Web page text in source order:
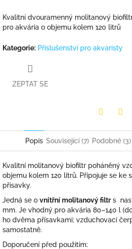
Kvalitní dvouramenný molitanový
pro akvária o objemu kolem 120 litrů
Kategorie: Příslušenství pro akvaristy
ZEPTAT SE
Popis Související (7) Podobné (3)
Kvalitní molitanový biofiltr poháněný
objemu kolem 120 litrů. Připojuje se ke
přísavky.
Jedná se o vnitřní molitanový filtrs
mm. Je vhodný pro akvária 80–140 l
ho dvěma přísavkami; vzduchovací
samostatně.
Doporučení před použitím: